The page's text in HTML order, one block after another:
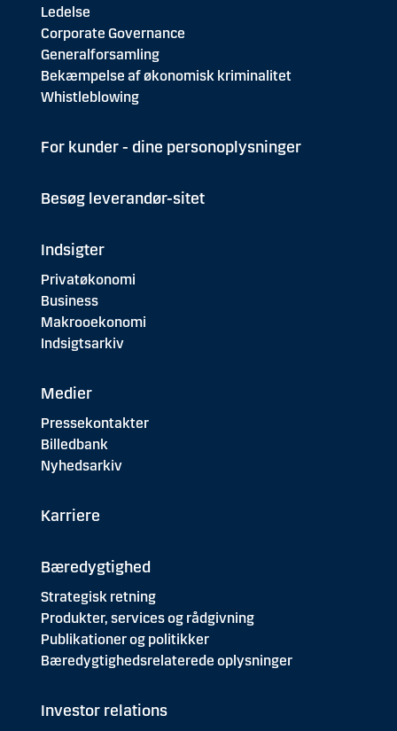
Ledelse
Corporate Governance
Generalforsamling
Bekæmpelse af økonomisk kriminalitet
Whistleblowing
For kunder - dine personoplysninger
Besøg leverandør-sitet
Indsigter
Privatøkonomi
Business
Makrooekonomi
Indsigtsarkiv
Medier
Pressekontakter
Billedbank
Nyhedsarkiv
Karriere
Bæredygtighed
Strategisk retning
Produkter, services og rådgivning
Publikationer og politikker
Bæredygtighedsrelaterede oplysninger
Investor relations